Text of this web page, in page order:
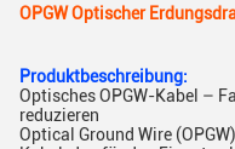
OPGW Optischer
Produktbeschreibung:
Optisches OPGW-Kabel –
reduzieren
Optical Ground Wire